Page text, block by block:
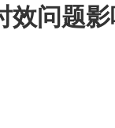
效问题